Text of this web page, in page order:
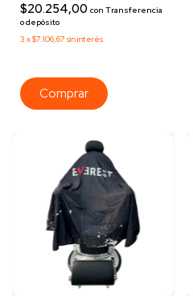
$20.254,00 con Transferencia
o depósito
3 x$7.106,67 sin interés